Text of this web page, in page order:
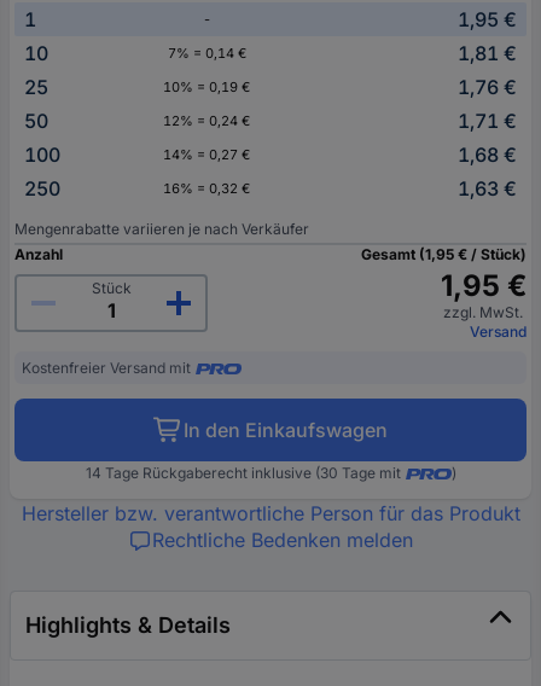
1 -
1,95 €
10
7% = 0,14 €
1,81 €
25
10% = 0,19 €
1,76 €
50
12% = 0,24 €
1,71 €
100
14% = 0,27 €
1,68 €
250
16% = 0,32 € 1,63 €
Mengenrabatte variieren je nach Verkäufer
Anzahl
Stück
Gesamt (1,95 € / Stück)
1,95 €
zzgl. MwSt.
Versand
Kostenfreier Versand mit
In den Einkaufswagen
14 Tage Rückgaberecht inklusive (30 Tage mit )
Hersteller bzw. verantwortliche Person für das Produkt
Rechtliche Bedenken melden
Highlights & Details